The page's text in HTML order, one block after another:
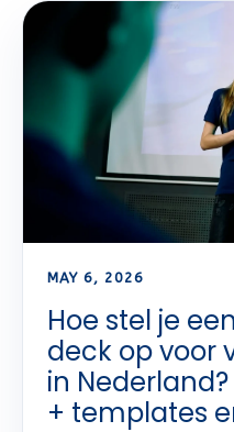
MAY 6, 2026
Hoe stel je
deck op voor
in
+ templates